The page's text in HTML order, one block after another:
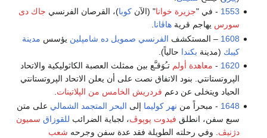
1553 - في "جزيرة خوانا" (الآنكوبا)، القرصان الفرنسي جاك دى
سورس يهاجم قريةهاڤانا.
1608 – المستكشف الفرنسي صمويل ده شامپلين يؤسس مدينة
كيبك (مدينة بكندا حالياً).
1620
- معاهدة أولم تـُوَقـَّع بين ممثلث العصبة الكاثوليكية والاتحاد
الپروتستانتي. بنود الاتفاق نصت على أن يعلن الاتحاد الپروتستانتي
الحياد ويتخلى عن دعم فردريش الخامس من الپلاتينات
1648 - مبحراً من نهر كوليما إلى البحر المتجمد الشمالي على متن
سبع سفن، انطلق فيدوت پوپوڤ، لجباية الضرائب للقوزاق سميون
دژنيڤ . وفي رحلته الطويلة فقد عدة سفن وجرحه شعب